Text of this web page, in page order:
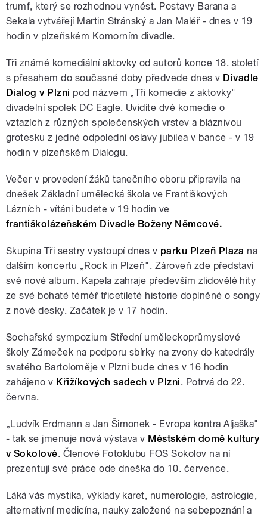
trumf, který se rozhodnou vynést. Postavy Barana a
Sekala vytvářejí Martin Stránský a Jan Maléř - dnes v 19
hodin v plzeňském Komorním divadle.
Tři známé komediální aktovky od autorů konce 18. století
s přesahem do současné doby předvede dnes v Divadle
Dialog v Plzni pod názvem „Tři komedie z aktovky"
divadelní spolek DC Eagle. Uvidíte dvě komedie o
vztazích z různých společenských vrstev a bláznivou
grotesku z jedné odpolední oslavy jubilea v bance - v 19
hodin v plzeňském Dialogu.
Večer v provedení žáků tanečního oboru připravila na
dnešek Základní umělecká škola ve Františkových
Lázních - vítáni budete v 19 hodin ve
františkolázeňském Divadle Boženy Němcové.
Skupina Tři sestry vystoupí dnes v parku Plzeň Plaza na
dalším koncertu „Rock in Plzeň". Zároveň zde představí
své nové album. Kapela zahraje především zlidovělé hity
ze své bohaté téměř třicetileté historie doplněné o songy
z nové desky. Začátek je v 17 hodin.
Sochařské sympozium Střední uměleckoprůmyslové
školy Zámeček na podporu sbírky na zvony do katedrály
svatého Bartoloměje v Plzni bude dnes v 16 hodin
zahájeno v Křižíkových sadech v Plzni. Potrvá do 22.
června.
„Ludvík Erdmann a Jan Šimonek - Evropa kontra Aljaška"
- tak se jmenuje nová výstava v Městském domě kultury
v Sokolově. Členové Fotoklubu FOS Sokolov na ní
prezentují své práce ode dneška do 10. července.
Láká vás mystika, výklady karet, numerologie, astrologie,
alternativní medicína, nauky založené na sebepoznání a